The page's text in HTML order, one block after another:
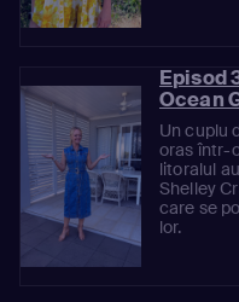
Episod
Ocean
Un cuplu
oras într-
litoralul
Shelley
care se
lor.